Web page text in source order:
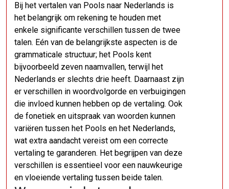
Bij het vertalen van Pools naar Nederlands is
het belangrijk om rekening te houden met
enkele significante verschillen tussen de twee
talen. Eén van de belangrijkste aspecten is de
grammaticale structuur; het Pools kent
bijvoorbeeld zeven naamvallen, terwijl het
Nederlands er slechts drie heeft. Daarnaast zijn
er verschillen in woordvolgorde en verbuigingen
die invloed kunnen hebben op de vertaling. Ook
de fonetiek en uitspraak van woorden kunnen
variëren tussen het Pools en het Nederlands,
wat extra aandacht vereist om een correcte
vertaling te garanderen. Het begrijpen van deze
verschillen is essentieel voor een nauwkeurige
en vloeiende vertaling tussen beide talen.